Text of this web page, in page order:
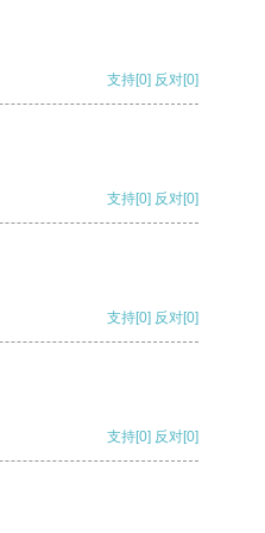
支持[0] 反对[0]
支持[0] 反对[0]
支持[0] 反对[0]
支持[0] 反对[0]